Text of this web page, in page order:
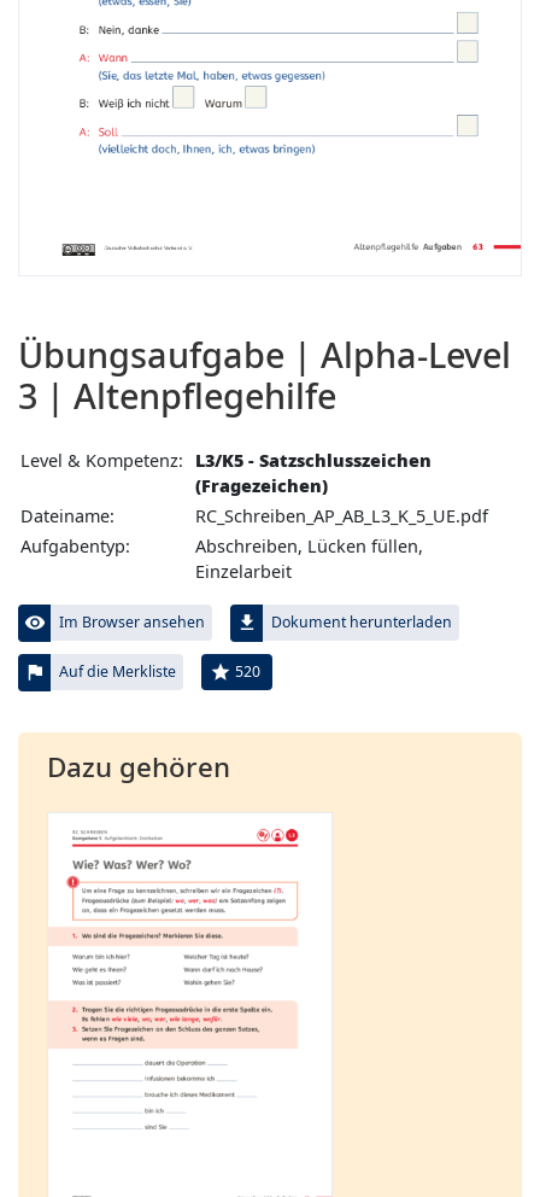
Übungs­aufgabe | Alpha-Level
3 | Altenpflegehilfe
Level & Kompetenz:
L3/K5 - Satzschlusszeichen
(Fragezeichen)
Dateiname:
RC_Schreiben_AP_AB_L3_K_5_UE.pdf
Aufgabentyp:
Abschreiben, Lücken füllen,
Einzelarbeit
visibility Im Browser ansehen file_download Dokument herunterladen
flag Auf die Merkliste star 520
Dazu gehören